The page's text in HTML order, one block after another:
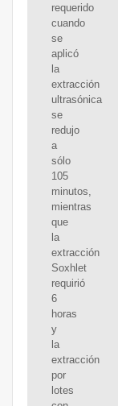
requerido
cuando
se
aplicó
la
extracción
ultrasónica
se
redujo
a
sólo
105
minutos,
mientras
que
la
extracción
Soxhlet
requirió
6
horas
y
la
extracción
por
lotes